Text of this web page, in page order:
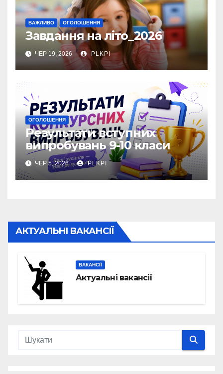
ВАЖЛИВО ОГОЛОШЕННЯ
Завдання на літо_2026
ЧЕР 19, 2026 PLKPI
ОГОЛОШЕННЯ
Результати вступних
випробувань 9-10 класи
ЧЕР 5, 2026 PLKPI
АКТУАЛЬНІ ВАКАНСІЇ
ВАКАНСІЇ
Актуальні вакансії